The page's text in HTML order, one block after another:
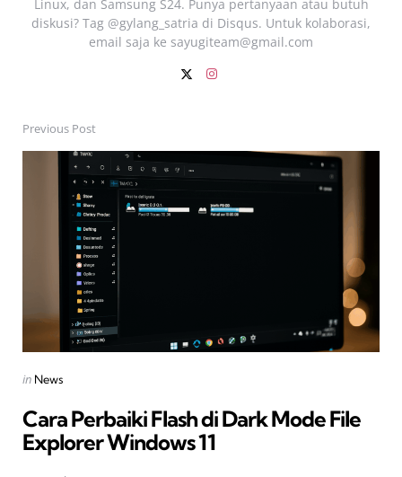
Linux, dan Samsung S24. Punya pertanyaan atau butuh
diskusi? Tag @gylang_satria di Disqus. Untuk kolaborasi,
email saja ke sayugiteam@gmail.com
Post
navigation
Previous Post
Posted
in News
Cara Perbaiki Flash di Dark Mode File
Explorer Windows 11